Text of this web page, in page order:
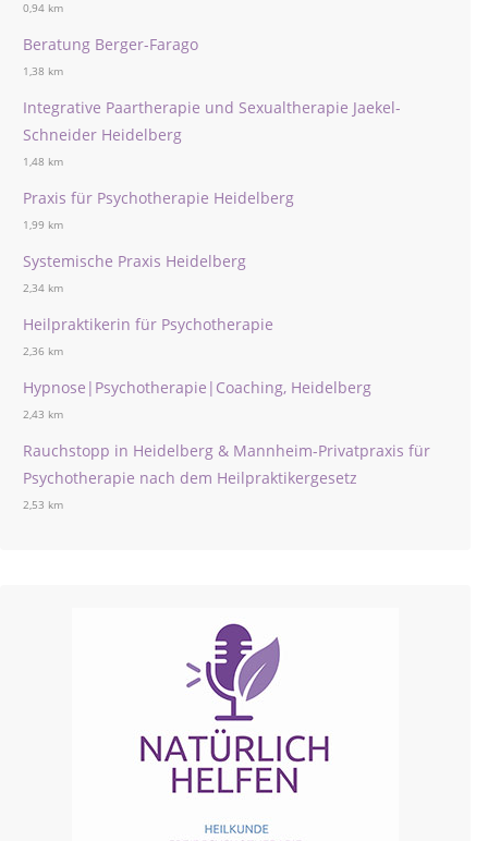
0,94 km
Beratung Berger-Farago
1,38 km
Integrative Paartherapie und Sexualtherapie Jaekel-
Schneider Heidelberg
1,48 km
Praxis für Psychotherapie Heidelberg
1,99 km
Systemische Praxis Heidelberg
2,34 km
Heilpraktikerin für Psychotherapie
2,36 km
Hypnose|Psychotherapie|Coaching, Heidelberg
2,43 km
Rauchstopp in Heidelberg & Mannheim-Privatpraxis für
Psychotherapie nach dem Heilpraktikergesetz
2,53 km